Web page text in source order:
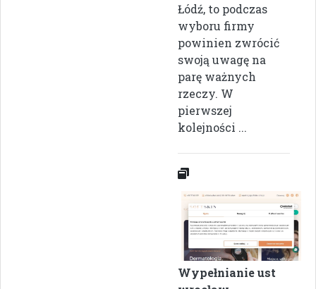
Łódź, to podczas
wyboru firmy
powinien zwrócić
swoją uwagę na
parę ważnych
rzeczy. W
pierwszej
kolejności ...
Wypełnianie ust